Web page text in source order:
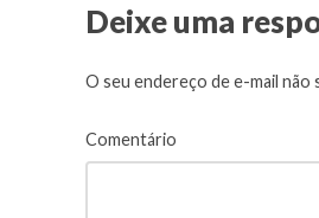
Deixe uma
O seu endereço de e-mail não
Comentário